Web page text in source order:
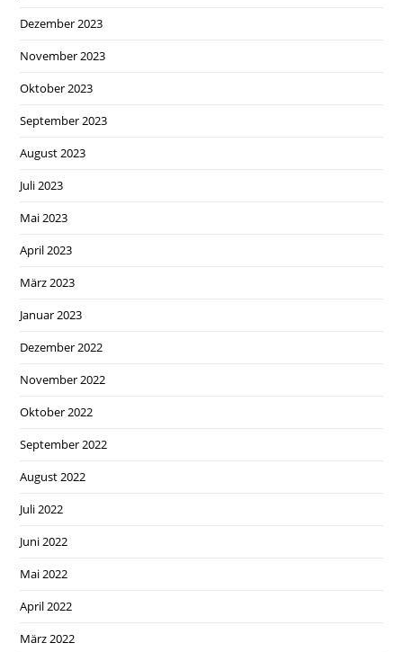
Dezember 2023
November 2023
Oktober 2023
September 2023
August 2023
Juli 2023
Mai 2023
April 2023
März 2023
Januar 2023
Dezember 2022
November 2022
Oktober 2022
September 2022
August 2022
Juli 2022
Juni 2022
Mai 2022
April 2022
März 2022